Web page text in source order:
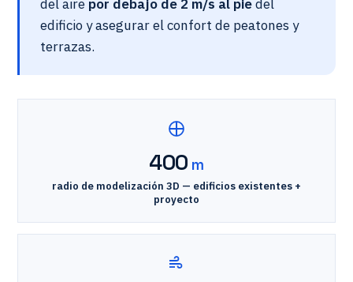
del aire por debajo de 2 m/s al piedel
edificio y asegurar el confort de peatones y
terrazas.
400 m
radio de modelización 3D — edificios existentes +
proyecto